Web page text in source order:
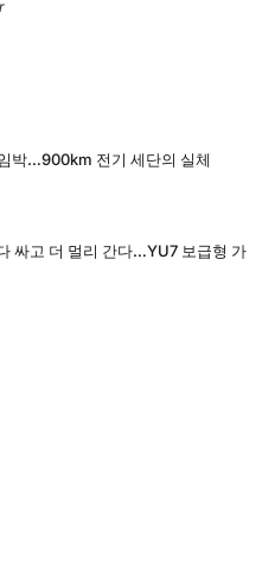
박…900km 전기 세단의 실체
싸고 더 멀리 간다…YU7 보급형 가